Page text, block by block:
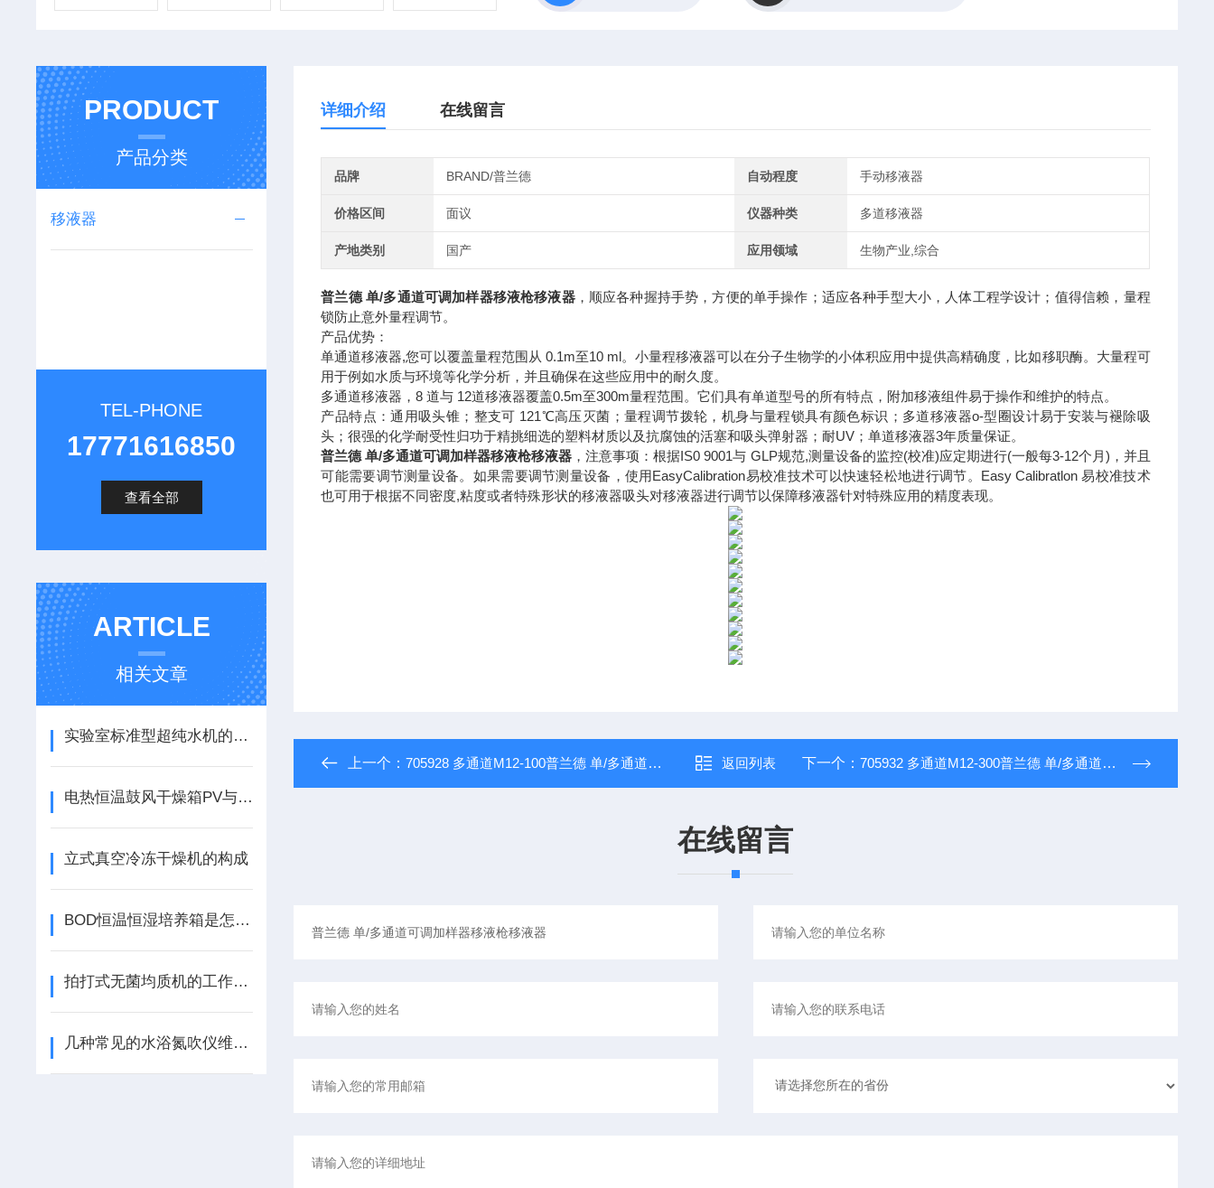
PRODUCT
产品分类
移液器
TEL-PHONE
17771616850
查看全部
ARTICLE
相关文章
实验室标准型超纯水机的安全使用指南
电热恒温鼓风干燥箱PV与SV的理解及其功能
立式真空冷冻干燥机的构成
BOD恒温恒湿培养箱是怎么工作的？
拍打式无菌均质机的工作原理来了解下！
几种常见的水浴氮吹仪维修保养攻略
详细介绍 在线留言
品牌 BRAND/普兰德 自动程度 手动移液器
价格区间 面议 仪器种类 多道移液器
产地类别 国产 应用领域 生物产业,综合
普兰德 单/多通道可调加样器移液枪移液器，顺应各种握持手势，方便的单手操作；适应各种手型大小，人体工程学设计；值得信赖，量程
锁防止意外量程调节。
产品优势：
单通道移液器,您可以覆盖量程范围从 0.1m至10 ml。小量程移液器可以在分子生物学的小体积应用中提供高精确度，比如移职酶。大量程可
用于例如水质与环境等化学分析，并且确保在这些应用中的耐久度。
多通道移液器，8 道与 12道移液器覆盖0.5m至300m量程范围。它们具有单道型号的所有特点，附加移液组件易于操作和维护的特点。
产品特点：通用吸头锥；整支可 121℃高压灭菌；量程调节拨轮，机身与量程锁具有颜色标识；多道移液器o-型圈设计易于安装与褪除吸
头；很强的化学耐受性归功于精挑细选的塑料材质以及抗腐蚀的活塞和吸头弹射器；耐UV；单道移液器3年质量保证。
普兰德 单/多通道可调加样器移液枪移液器 ，注意事项：根据IS0 9001与 GLP规范,测量设备的监控(校准)应定期进行(一般每3-12个月)，并且
可能需要调节测量设备。如果需要调节测量设备，使用EasyCalibration易校准技术可以快速轻松地进行调节。Easy Calibratlon 易校准技术
也可用于根据不同密度,粘度或者特殊形状的移液器吸头对移液器进行调节以保障移液器针对特殊应用的精度表现。
上一个：705928 多通道M12-100普兰德 单/多通道可调加样器移液枪移液器 返回列表 下一个： 705932 多通道M12-300普兰德 单/多通道可调加样器移液枪移液器
在线留言